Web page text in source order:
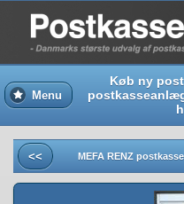
Menu
Køb ny
<< MEFA RENZ